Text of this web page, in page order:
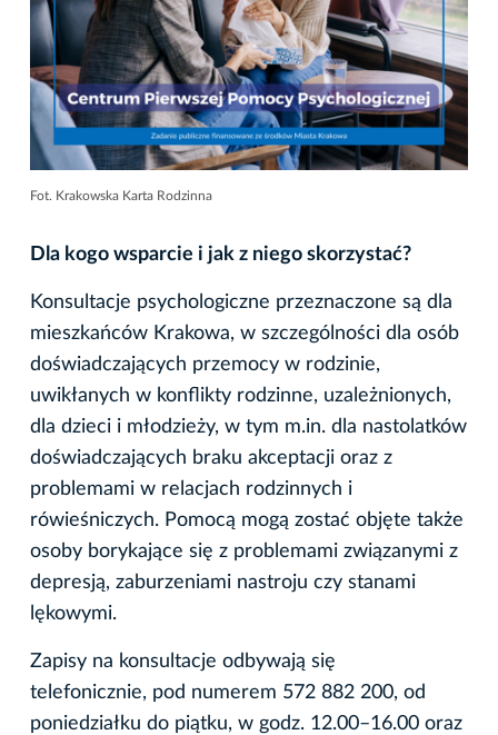
Fot. Krakowska Karta Rodzinna
Dla kogo wsparcie i jak z niego skorzystać?
Konsultacje psychologiczne przeznaczone są dla
mieszkańców Krakowa, w szczególności dla osób
doświadczających przemocy w rodzinie,
uwikłanych w konflikty rodzinne, uzależnionych,
dla dzieci i młodzieży, w tym m.in. dla nastolatków
doświadczających braku akceptacji oraz z
problemami w relacjach rodzinnych i
rówieśniczych. Pomocą mogą zostać objęte także
osoby borykające się z problemami związanymi z
depresją, zaburzeniami nastroju czy stanami
lękowymi.
Zapisy na konsultacje odbywają się
telefonicznie, pod numerem 572 882 200, od
poniedziałku do piątku, w godz. 12.00–16.00 oraz